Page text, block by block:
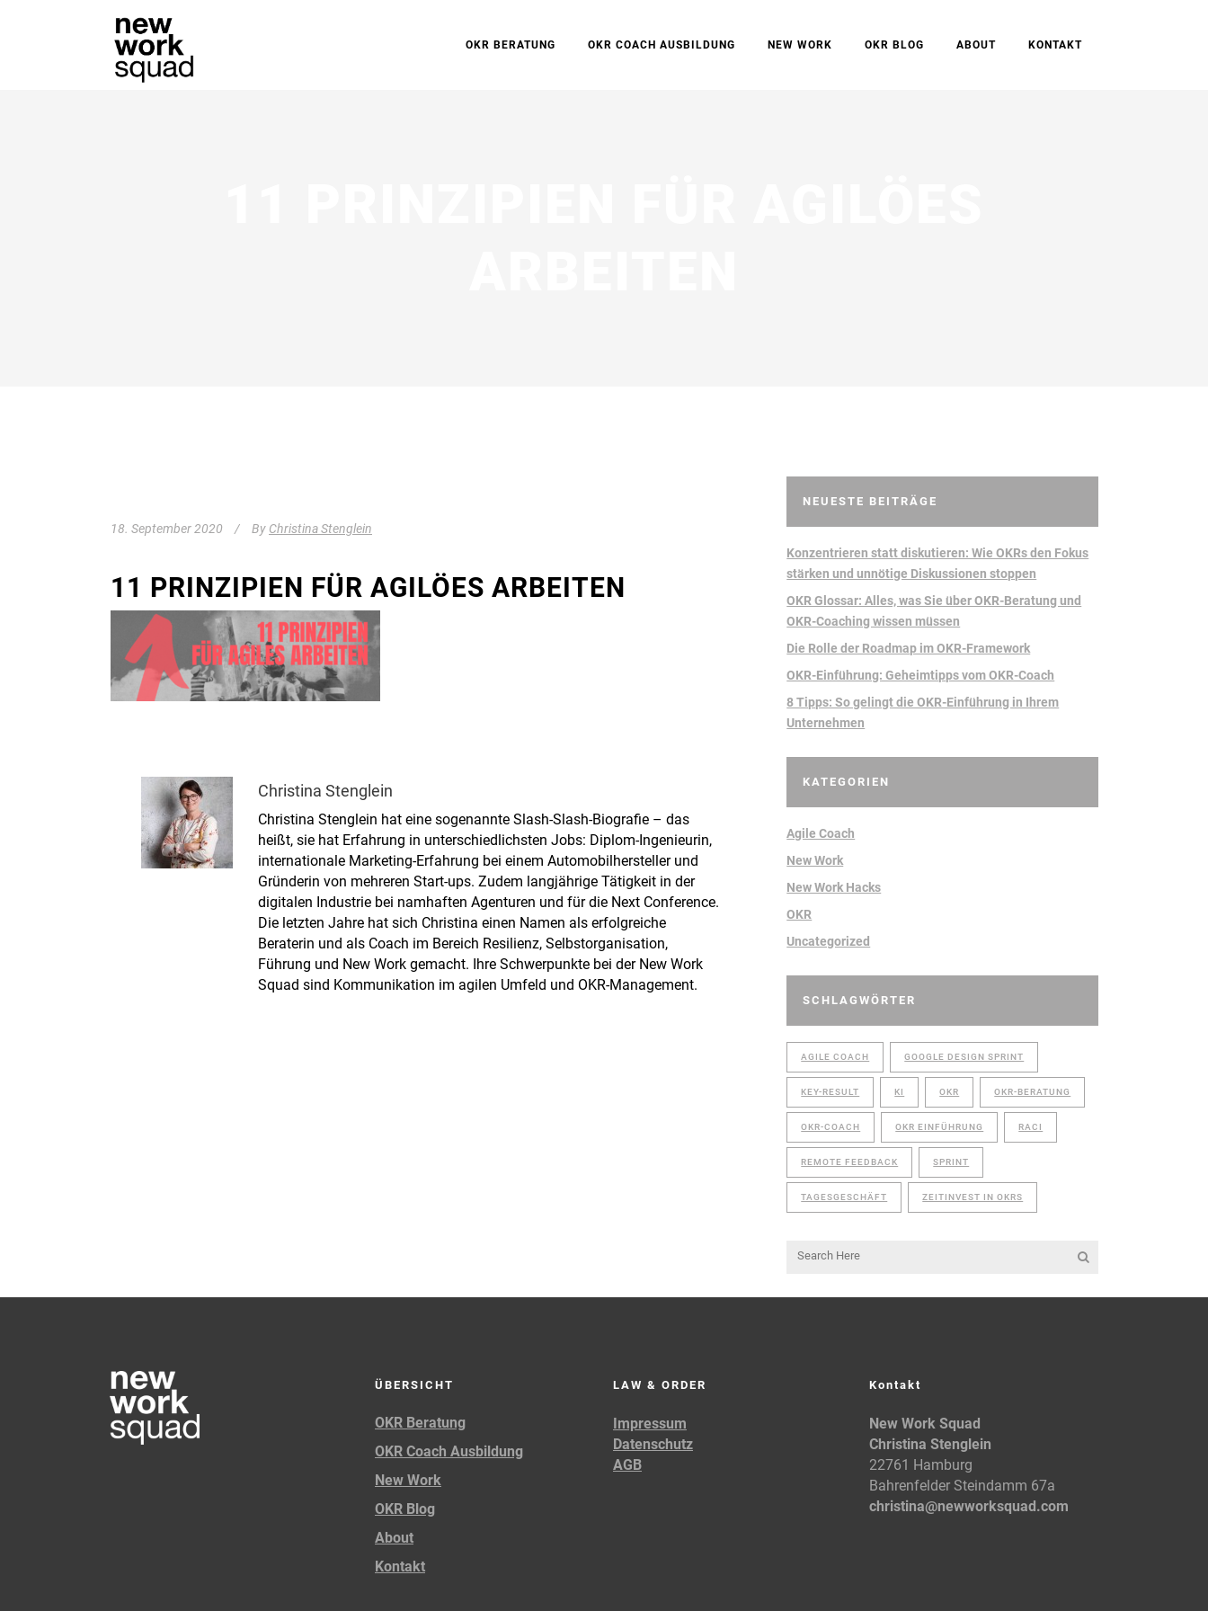
OKR BERATUNG OKR COACH AUSBILDUNG NEW WORK OKR BLOG ABOUT KONTAKT
18. September 2020 By Christina Stenglein
11 PRINZIPIEN FÜR AGILÖES ARBEITEN
Christina Stenglein
Christina Stenglein hat eine sogenannte Slash-Slash-Biografie – das
heißt, sie hat Erfahrung in unterschiedlichsten Jobs: Diplom-Ingenieurin,
internationale Marketing-Erfahrung bei einem Automobilhersteller und
Gründerin von mehreren Start-ups. Zudem langjährige Tätigkeit in der
digitalen Industrie bei namhaften Agenturen und für die Next Conference.
Die letzten Jahre hat sich Christina einen Namen als erfolgreiche
Beraterin und als Coach im Bereich Resilienz, Selbstorganisation,
Führung und New Work gemacht. Ihre Schwerpunkte bei der New Work
Squad sind Kommunikation im agilen Umfeld und OKR-Management.
NEUESTE BEITRÄGE
Konzentrieren statt diskutieren: Wie OKRs den Fokus
stärken und unnötige Diskussionen stoppen
OKR Glossar: Alles, was Sie über OKR-Beratung und
OKR-Coaching wissen müssen
Die Rolle der Roadmap im OKR-Framework
OKR-Einführung: Geheimtipps vom OKR-Coach
8 Tipps: So gelingt die OKR-Einführung in Ihrem
Unternehmen
KATEGORIEN
Agile Coach
New Work
New Work Hacks
OKR
Uncategorized
SCHLAGWÖRTER
AGILE COACH GOOGLE DESIGN SPRINT
KEY-RESULT KI OKR OKR-BERATUNG
OKR-COACH OKR EINFÜHRUNG RACI
REMOTE FEEDBACK SPRINT
TAGESGESCHÄFT ZEITINVEST IN OKRS
ÜBERSICHT
OKR Beratung
OKR Coach Ausbildung
New Work
OKR Blog
About
Kontakt
LAW & ORDER
Impressum
Datenschutz
AGB
Kontakt
New Work Squad
Christina Stenglein
22761 Hamburg
Bahrenfelder Steindamm 67a
christina@newworksquad.com